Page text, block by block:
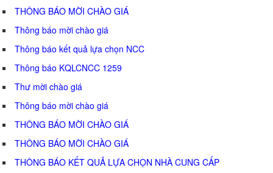
THÔNG BÁO MỜI CHÀO GIÁ
Thông báo mời chào giá
Thông báo kết quả lựa chọn NCC
Thông báo KQLCNCC 1259
Thư mời chào giá
Thông báo mời chào giá
THÔNG BÁO MỜI CHÀO GIÁ
THÔNG BÁO MỜI CHÀO GIÁ
THÔNG BÁO KẾT QUẢ LỰA CHỌN NHÀ CUNG CẤP